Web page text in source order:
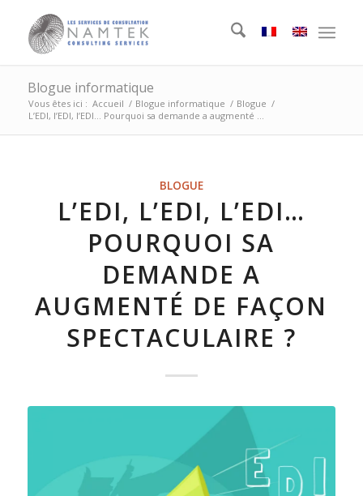
Blogue informatique
Vous êtes ici : Accueil / Blogue informatique / Blogue /
L’EDI, l’EDI, l’EDI… Pourquoi sa demande a augmenté ...
BLOGUE
L’EDI, L’EDI, L’EDI…
POURQUOI SA
DEMANDE A
AUGMENTÉ DE FAÇON
SPECTACULAIRE ?